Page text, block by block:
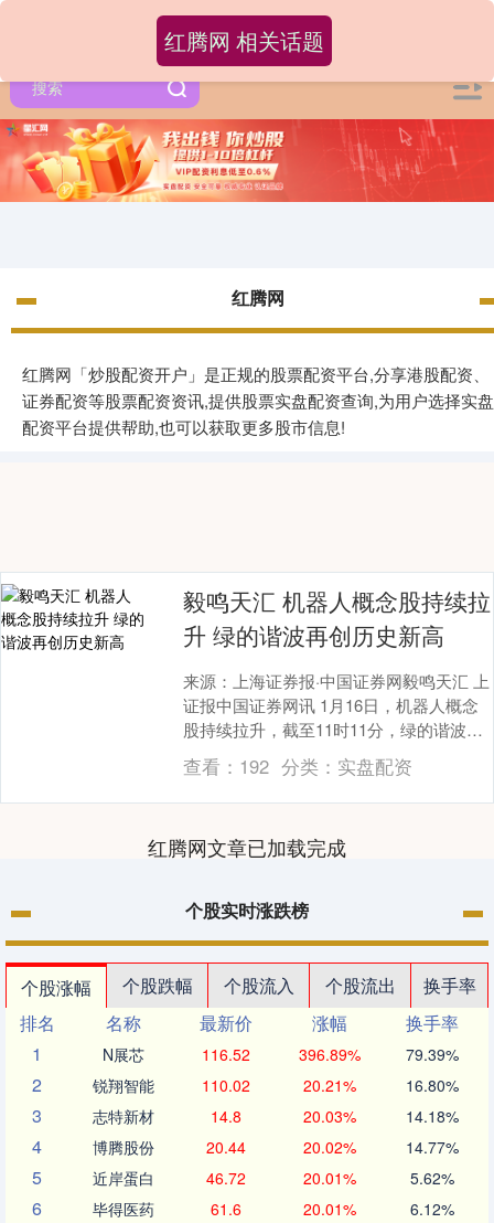
红腾网
红腾网「炒股配资开户」是正规的股票配资平台,分享港股配资、
证券配资等股票配资资讯,提供股票实盘配资查询,为用户选择实盘
配资平台提供帮助,也可以获取更多股市信息!
红腾网 相关话题
毅鸣天汇 机器人概念股持续拉
升 绿的谐波再创历史新高
来源：上海证券报·中国证券网毅鸣天汇 上
证报中国证券网讯 1月16日，机器人概念
股持续拉升，截至11时11分，绿的谐波涨
超12%，股价再创历史新高，恒工精密、
恒....
查看： 192 分类： 实盘配资
红腾网文章已加载完成
个股实时涨跌榜
个股涨幅 个股跌幅 个股流入 个股流出
换手率
排名
名称 最新价 涨幅
换手率
1
N展芯 116.52 396.89% 79.39%
2 锐翔智能 110.02 20.21% 16.80%
3 志特新材 14.8 20.03% 14.18%
4 博腾股份 20.44 20.02% 14.77%
5 近岸蛋白 46.72 20.01% 5.62%
6 毕得医药 61.6 20.01% 6.12%